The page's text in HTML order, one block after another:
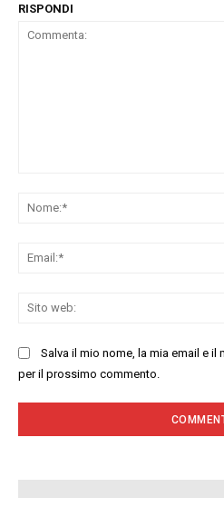
RISPONDI
Salva il mio nome, la mia email e
per il prossimo commento.